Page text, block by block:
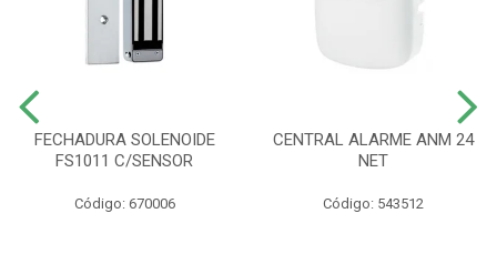
FECHADURA SOLENOIDE
FS1011 C/SENSOR
Código: 670006
CENTRAL ALARME ANM 24
NET
Código: 543512